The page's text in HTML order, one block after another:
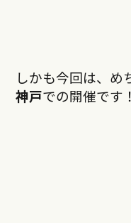
しかも今回は、め
神戸での開催です！